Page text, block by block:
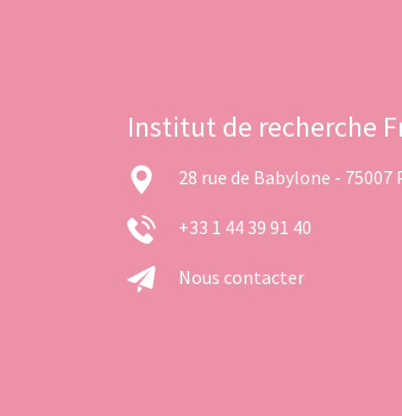
Institut de recherche
28 rue de Babylone - 75007
+33 1 44 39 91 40
Nous contacter